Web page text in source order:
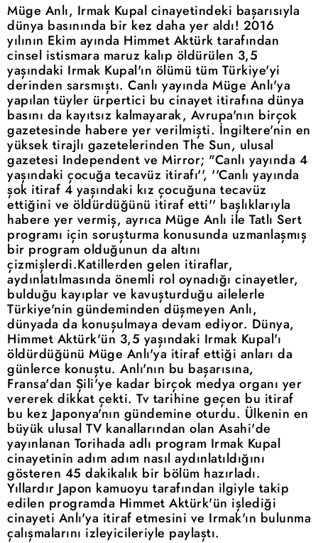
Müge Anlı, Irmak Kupal cinayetindeki başarısıyla
dünya basınında bir kez daha yer aldı! 2016
yılının Ekim ayında Himmet Aktürk tarafından
cinsel istismara maruz kalıp öldürülen 3,5
yaşındaki Irmak Kupal'ın ölümü tüm Türkiye'yi
derinden sarsmıştı. Canlı yayında Müge Anlı'ya
yapılan tüyler ürpertici bu cinayet itirafına dünya
basını da kayıtsız kalmayarak, Avrupa'nın birçok
gazetesinde habere yer verilmişti. İngiltere'nin en
yüksek tirajlı gazetelerinden The Sun, ulusal
gazetesi Independent ve Mirror; "Canlı yayında 4
yaşındaki çocuğa tecavüz itirafı'', ''Canlı yayında
şok itiraf 4 yaşındaki kız çocuğuna tecavüz
ettiğini ve öldürdüğünü itiraf etti'' başlıklarıyla
habere yer vermiş, ayrıca Müge Anlı ile Tatlı Sert
programı için soruşturma konusunda uzmanlaşmış
bir program olduğunun da altını
çizmişlerdi.Katillerden gelen itiraflar,
aydınlatılmasında önemli rol oynadığı cinayetler,
bulduğu kayıplar ve kavuşturduğu ailelerle
Türkiye'nin gündeminden düşmeyen Anlı,
dünyada da konuşulmaya devam ediyor. Dünya,
Himmet Aktürk'ün 3,5 yaşındaki Irmak Kupal'ı
öldürdüğünü Müge Anlı'ya itiraf ettiği anları da
günlerce konuştu. Anlı'nın bu başarısına,
Fransa'dan Şili'ye kadar birçok medya organı yer
vererek dikkat çekti. Tv tarihine geçen bu itiraf
bu kez Japonya'nın gündemine oturdu. Ülkenin en
büyük ulusal TV kanallarından olan Asahi'de
yayınlanan Torihada adlı program Irmak Kupal
cinayetinin adım adım nasıl aydınlatıldığını
gösteren 45 dakikalık bir bölüm hazırladı.
Yıllardır Japon kamuoyu tarafından ilgiyle takip
edilen programda Himmet Aktürk'ün işlediği
cinayeti Anlı'ya itiraf etmesini ve Irmak'ın bulunma
çalışmalarını izleyicileriyle paylaştı.